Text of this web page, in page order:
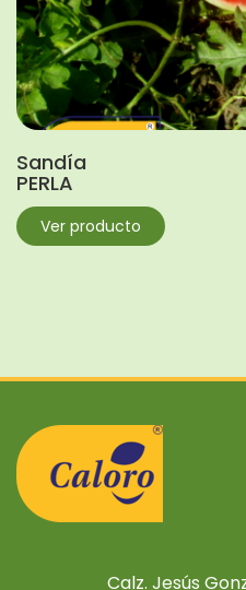
Sandía
PERLA
Ver producto
Calz. Jesús